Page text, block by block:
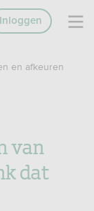
Inloggen
en afkeuren
van
dat